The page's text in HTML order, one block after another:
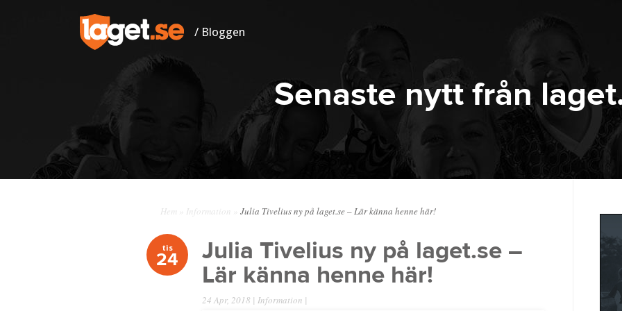
/ Bloggen
Senaste nytt från
Hem Information Julia Tivelius ny på laget.se – Lär känna henne här!
tis
24 Julia Tivelius ny på laget.se –
Lär känna henne här!
24 Apr, 2018 | Information |